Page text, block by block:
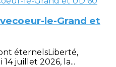
le-Grand et
éternelsLiberté,
juillet 2026, la...